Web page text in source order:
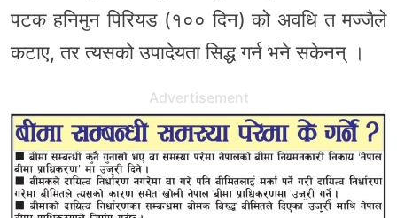
पटक हनिमुन पिरियड (१०० दिन) को अवधि त मज्जैले
कटाए, तर त्यसको उपादेयता सिद्ध गर्न भने सकेनन् ।
Advertisement